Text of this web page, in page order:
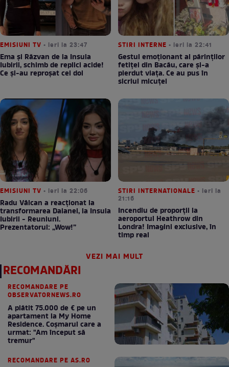
EMISIUNI TV • ieri la 23:47
Ema și Răzvan de la Insula
Iubirii, schimb de replici acide!
Ce și-au reproșat cei doi
STIRI INTERNE • ieri la 22:41
Gestul emoționant al părinților
fetiței din Bacău, care și-a
pierdut viața. Ce au pus în
sicriul micuței
EMISIUNI TV • ieri la 22:06
Radu Vâlcan a reacționat la
transformarea Daianei, la Insula
Iubirii - Reuniuni.
Prezentatorul: „Wow!”
STIRI INTERNATIONALE • ieri la
21:16
Incendiu de proporții la
aeroportul Heathrow din
Londra! Imagini exclusive, în
timp real
VEZI MAI MULT
RECOMANDĂRI
RECOMANDARE PE
OBSERVATORNEWS.RO
A plătit 75.000 de € pe un
apartament la My Home
Residence. Coşmarul care a
urmat: "Am început să
tremur"
RECOMANDARE PE AS.RO